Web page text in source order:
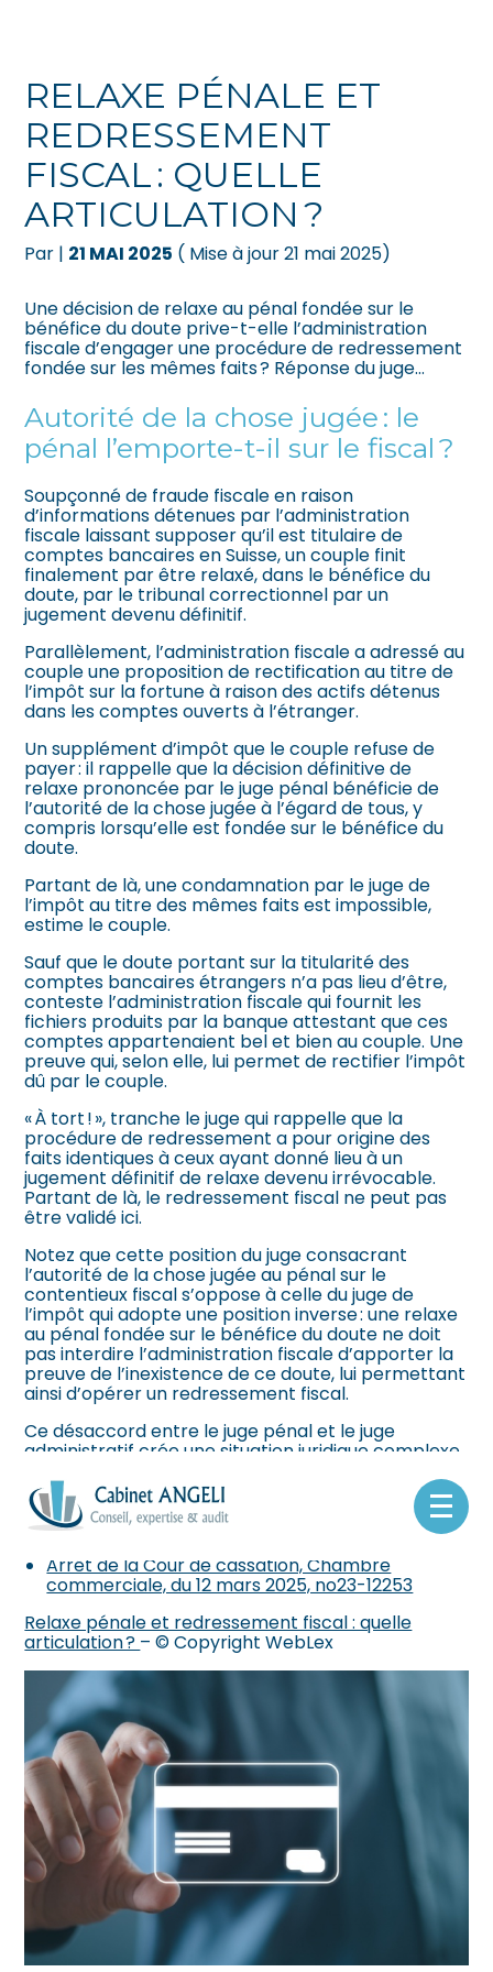
Aller
au
Gérer votre quotidien
Piloter votre entreprise
Développer votre entreprise
Être prêt pour la facturation
électronique
Suivre votre comptabilité
Gérer vos ressources humaines
Dématérialiser vos documents
RELAXE PÉNALE ET
REDRESSEMENT
FISCAL : QUELLE
ARTICULATION ?
Par | 21 MAI 2025 ( Mise à jour 21 mai 2025)
Une décision de relaxe au pénal fondée sur le
bénéfice du doute prive-t-elle l’administration
fiscale d’engager une procédure de redressement
fondée sur les mêmes faits ? Réponse du juge…
Autorité de la chose jugée : le
pénal l’emporte-t-il sur le fiscal ?
Soupçonné de fraude fiscale en raison
d’informations détenues par l’administration
fiscale laissant supposer qu’il est titulaire de
comptes bancaires en Suisse, un couple finit
finalement par être relaxé, dans le bénéfice du
doute, par le tribunal correctionnel par un
jugement devenu définitif.
Parallèlement, l’administration fiscale a adressé au
couple une proposition de rectification au titre de
l’impôt sur la fortune à raison des actifs détenus
dans les comptes ouverts à l’étranger.
Un supplément d’impôt que le couple refuse de
payer : il rappelle que la décision définitive de
relaxe prononcée par le juge pénal bénéficie de
l’autorité de la chose jugée à l’égard de tous, y
compris lorsqu’elle est fondée sur le bénéfice du
doute.
Partant de là, une condamnation par le juge de
l’impôt au titre des mêmes faits est impossible,
estime le couple.
Sauf que le doute portant sur la titularité des
comptes bancaires étrangers n’a pas lieu d’être,
conteste l’administration fiscale qui fournit les
fichiers produits par la banque attestant que ces
comptes appartenaient bel et bien au couple. Une
preuve qui, selon elle, lui permet de rectifier l’impôt
dû par le couple.
« À tort ! », tranche le juge qui rappelle que la
procédure de redressement a pour origine des
faits identiques à ceux ayant donné lieu à un
jugement définitif de relaxe devenu irrévocable.
Partant de là, le redressement fiscal ne peut pas
être validé ici.
Notez que cette position du juge consacrant
l’autorité de la chose jugée au pénal sur le
contentieux fiscal s’oppose à celle du juge de
l’impôt qui adopte une position inverse : une relaxe
au pénal fondée sur le bénéfice du doute ne doit
pas interdire l’administration fiscale d’apporter la
preuve de l’inexistence de ce doute, lui permettant
ainsi d’opérer un redressement fiscal.
Ce désaccord entre le juge pénal et le juge
administratif crée une situation juridique complexe
suivre donc !
Sources :
Arrêt de la Cour de cassation, Chambre
commerciale, du 12 mars 2025, no23-12253
Relaxe pénale et redressement fiscal : quelle
articulation ? – © Copyright WebLex